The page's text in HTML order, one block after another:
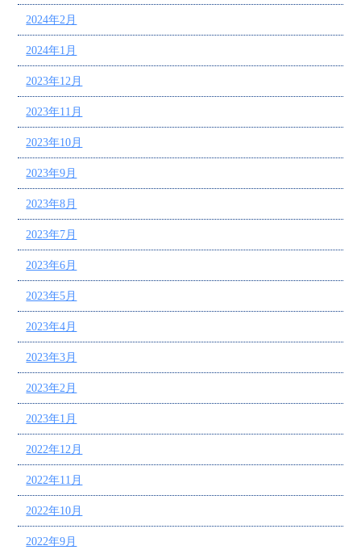
2024年2月
2024年1月
2023年12月
2023年11月
2023年10月
2023年9月
2023年8月
2023年7月
2023年6月
2023年5月
2023年4月
2023年3月
2023年2月
2023年1月
2022年12月
2022年11月
2022年10月
2022年9月